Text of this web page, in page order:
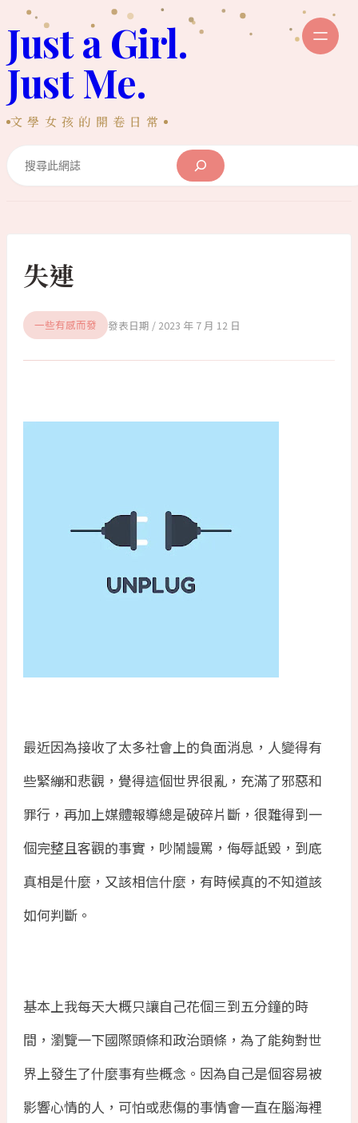
至
主
內
容
Just a Girl.
Just Me.
文學女孩的開卷日常
失連
一些有感而發 2023 年 7 月 12 日
最近因為接收了太多社會上的負面消息，人變得有
些緊繃和悲觀，覺得這個世界很亂，充滿了邪惡和
罪行，再加上媒體報導總是破碎片斷，很難得到一
個完整且客觀的事實，吵鬧謾罵，侮辱詆毀，到底
真相是什麼，又該相信什麼，有時候真的不知道該
如何判斷。
基本上我每天大概只讓自己花個三到五分鐘的時
間，瀏覽一下國際頭條和政治頭條，為了能夠對世
界上發生了什麼事有些概念。因為自己是個容易被
影響心情的人，可怕或悲傷的事情會一直在腦海裡